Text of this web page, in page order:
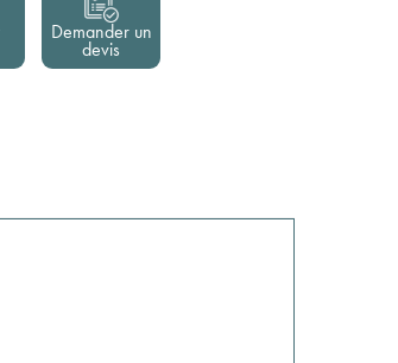
Demander un
devis